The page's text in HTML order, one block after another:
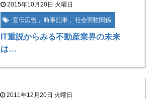
2015年10月20日 火曜日
宣伝広告 時事記事 社会実験関係
IT重説からみる不動産業界の未来
は…
2011年12月20日 火曜日